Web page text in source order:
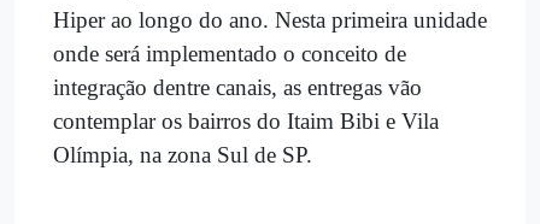
Hiper ao longo do ano. Nesta primeira unidade
onde será implementado o conceito de
integração dentre canais, as entregas vão
contemplar os bairros do Itaim Bibi e Vila
Olímpia, na zona Sul de SP.